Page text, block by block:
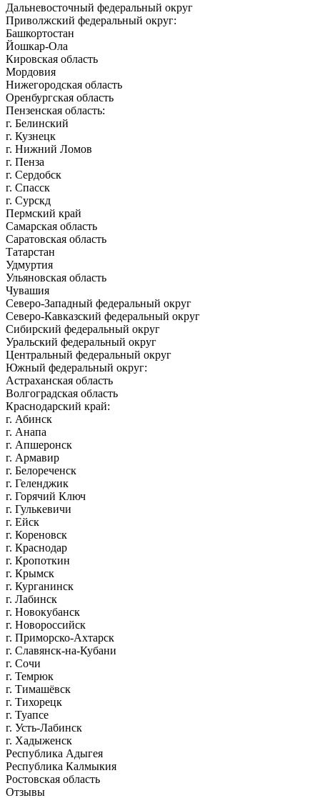
Дальневосточный федеральный округ
Приволжский федеральный округ:
Башкортостан
Йошкар-Ола
Кировская область
Мордовия
Нижегородская область
Оренбургская область
Пензенская область:
г. Белинский
г. Кузнецк
г. Нижний Ломов
г. Пенза
г. Сердобск
г. Спасск
г. Сурскд
Пермский край
Самарская область
Саратовская область
Татарстан
Удмуртия
Ульяновская область
Чувашия
Северо-Западный федеральный округ
Северо-Кавказский федеральный округ
Сибирский федеральный округ
Уральский федеральный округ
Центральный федеральный округ
Южный федеральный округ:
Астраханская область
Волгоградская область
Краснодарский край:
г. Абинск
г. Анапа
г. Апшеронск
г. Армавир
г. Белореченск
г. Геленджик
г. Горячий Ключ
г. Гулькевичи
г. Ейск
г. Кореновск
г. Краснодар
г. Кропоткин
г. Крымск
г. Курганинск
г. Лабинск
г. Новокубанск
г. Новороссийск
г. Приморско-Ахтарск
г. Славянск-на-Кубани
г. Сочи
г. Темрюк
г. Тимашёвск
г. Тихорецк
г. Туапсе
г. Усть-Лабинск
г. Хадыженск
Республика Адыгея
Республика Калмыкия
Ростовская область
Отзывы